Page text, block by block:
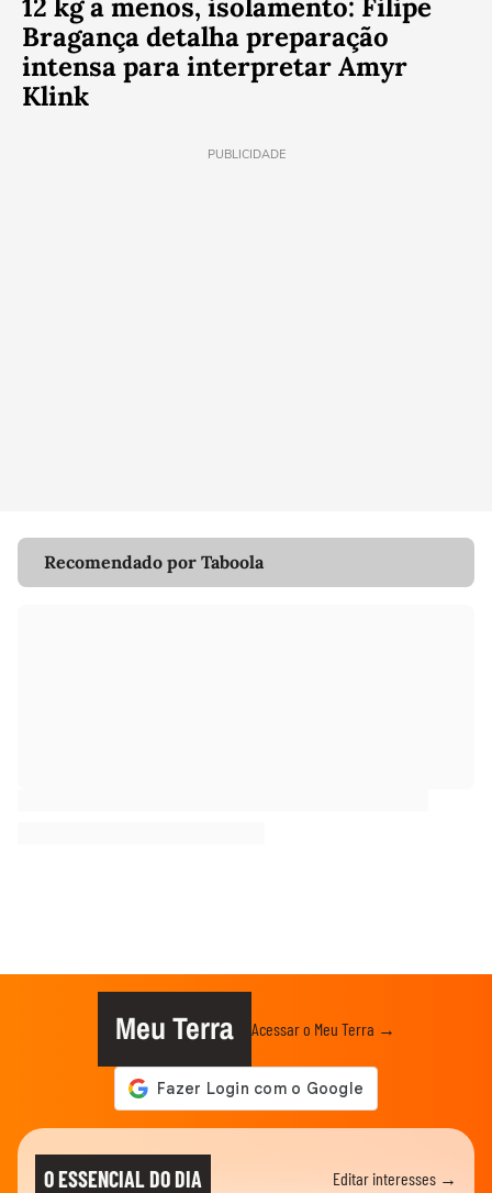
12 kg a menos, isolamento: Filipe
Bragança detalha preparação
intensa para interpretar Amyr
Klink
PUBLICIDADE
Recomendado por Taboola
Meu Terra Acessar o Meu Terra →
O ESSENCIAL DO DIA Editar interesses →